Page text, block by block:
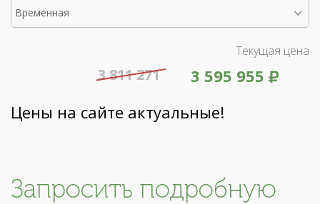
Временная
Текущая цена
3 595 955
3 811 271
Цены на сайте актуальные!
Запросить подробную